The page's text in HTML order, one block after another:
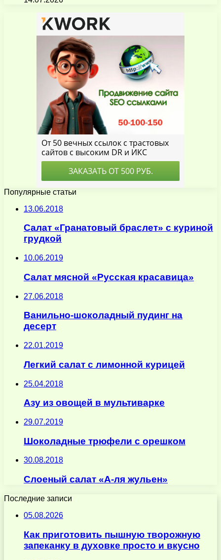
Популярные статьи
13.06.2018
Салат «Гранатовый браслет» с куриной
грудкой
10.06.2019
Салат мясной «Русская красавица»
27.06.2018
Ванильно-шоколадный пудинг на
десерт
22.01.2019
Легкий салат с лимонной курицей
25.04.2018
Азу из овощей в мультиварке
29.07.2019
Шоколадные трюфели с орешком
30.08.2018
Слоеный салат «А-ля жульен»
Последние записи
05.08.2026
Как приготовить пышную творожную
запеканку в духовке просто и вкусно